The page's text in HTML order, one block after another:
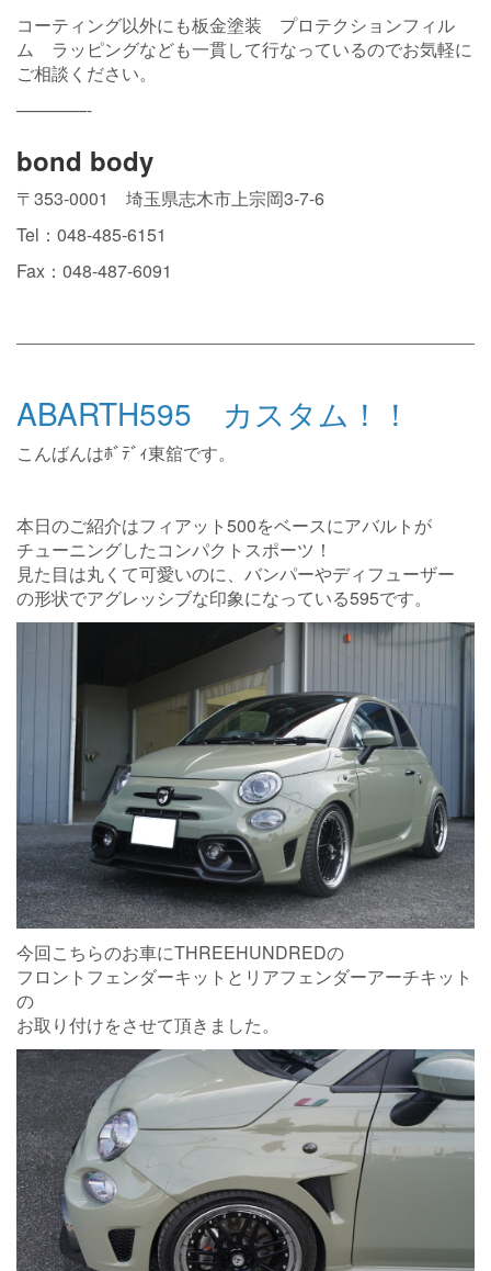
コーティング以外にも板金塗装 プロテクションフィル
ム ラッピングなども一貫して行なっているのでお気軽に
ご相談ください。
————-
bond body
〒353-0001 埼玉県志木市上宗岡3-7-6
Tel：048-485-6151
Fax：048-487-6091
ABARTH595 カスタム！！
こんばんはﾎﾞﾃﾞｨ東舘です。
本日のご紹介はフィアット500をベースにアバルトが
チューニングしたコンパクトスポーツ！
見た目は丸くて可愛いのに、バンパーやディフューザー
の形状でアグレッシブな印象になっている595です。
今回こちらのお車にTHREEHUNDREDの
フロントフェンダーキットとリアフェンダーアーチキット
の
お取り付けをさせて頂きました。